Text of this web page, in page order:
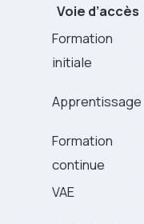
Voie d’accès
Formation
initiale
Apprentissage
Formation
continue
VAE